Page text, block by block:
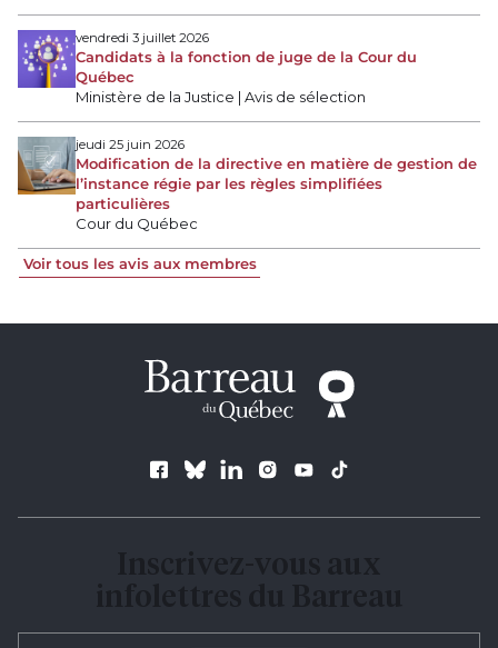
vendredi 3 juillet 2026
Candidats à la fonction de juge de la Cour du
Québec
Ministère de la Justice | Avis de sélection
jeudi 25 juin 2026
Modification de la directive en matière de gestion de
l’instance régie par les règles simplifiées
particulières
Cour du Québec
Voir tous les avis aux membres
Suivez le Barreau